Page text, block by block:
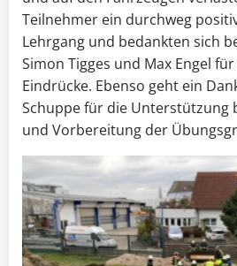
Teilnehmer ein durchweg
Lehrgang und bedankten sich
Simon Tigges und Max Engel
Eindrücke. Ebenso geht ein
Schuppe für die Unterstützung
und Vorbereitung der